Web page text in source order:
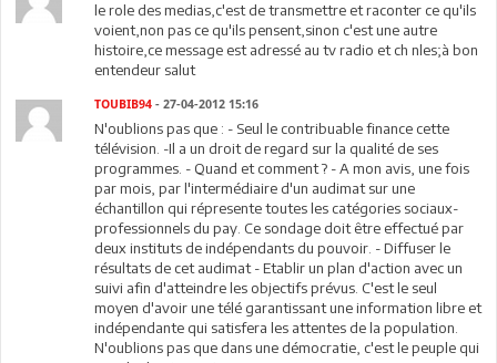
le role des medias,c'est de transmettre et raconter ce qu'ils
voient,non pas ce qu'ils pensent,sinon c'est une autre
histoire,ce message est adressé au tv radio et ch nles;à bon
entendeur salut
TOUBIB94 - 27-04-2012 15:16
N'oublions pas que : - Seul le contribuable finance cette
télévision. -Il a un droit de regard sur la qualité de ses
programmes. - Quand et comment ? - A mon avis, une fois
par mois, par l'intermédiaire d'un audimat sur une
échantillon qui répresente toutes les catégories sociaux-
professionnels du pay. Ce sondage doit être effectué par
deux instituts de indépendants du pouvoir. - Diffuser le
résultats de cet audimat - Etablir un plan d'action avec un
suivi afin d'atteindre les objectifs prévus. C'est le seul
moyen d'avoir une télé garantissant une information libre et
indépendante qui satisfera les attentes de la population.
N'oublions pas que dans une démocratie, c'est le peuple qui